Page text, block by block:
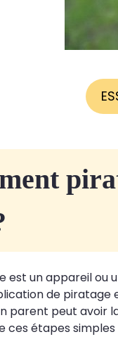
est un appareil ou
de piratage
parent peut avoir
ces étapes simples